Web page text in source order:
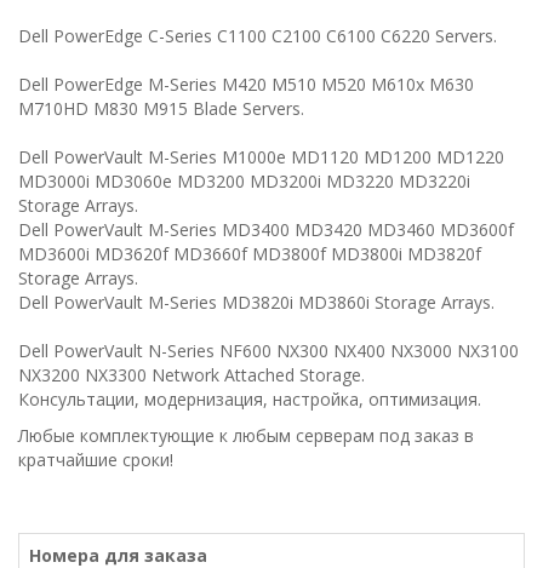
Dell PowerEdge C-Series C1100 C2100 C6100 C6220 Servers.
Dell PowerEdge M-Series M420 M510 M520 M610x M630
M710HD M830 M915 Blade Servers.
Dell PowerVault M-Series M1000e MD1120 MD1200 MD1220
MD3000i MD3060e MD3200 MD3200i MD3220 MD3220i
Storage Arrays.
Dell PowerVault M-Series MD3400 MD3420 MD3460 MD3600f
MD3600i MD3620f MD3660f MD3800f MD3800i MD3820f
Storage Arrays.
Dell PowerVault M-Series MD3820i MD3860i Storage Arrays.
Dell PowerVault N-Series NF600 NX300 NX400 NX3000 NX3100
NX3200 NX3300 Network Attached Storage.
Консультации, модернизация, настройка, оптимизация.
Любые комплектующие к любым серверам под заказ в
кратчайшие сроки!
Номера для заказа